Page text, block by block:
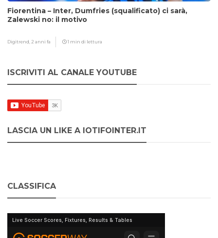
Fiorentina – Inter, Dumfries (squalificato) ci sarà,
Zalewski no: il motivo
Digitrend, 2 anni fa 1 min di lettura
ISCRIVITI AL CANALE YOUTUBE
LASCIA UN LIKE A IOTIFOINTER.IT
CLASSIFICA